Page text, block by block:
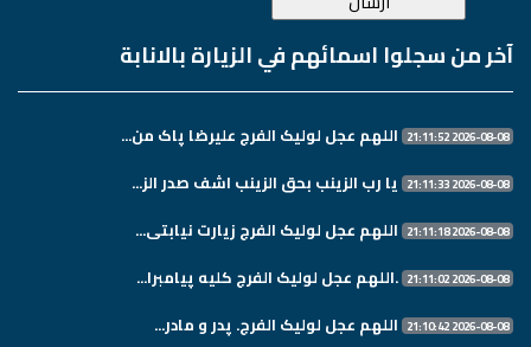
آخر من سجلوا اسمائهم في الزيارة بالانابة
2026-08-08 21:11:52 اللهم عجل لولیک الفرج علیرضا پاک من...
2026-08-08 21:11:33 یا رب الزینب بحق الزینب اشف صدر الز...
2026-08-08 21:11:18 اللهم عجل لولیک الفرج زیارت نیابتی...
2026-08-08 21:11:02 .اللهم عجل لولیک الفرج کلیه پیامبرا...
2026-08-08 21:10:42 اللهم عجل لولیک الفرج. پدر و مادر...